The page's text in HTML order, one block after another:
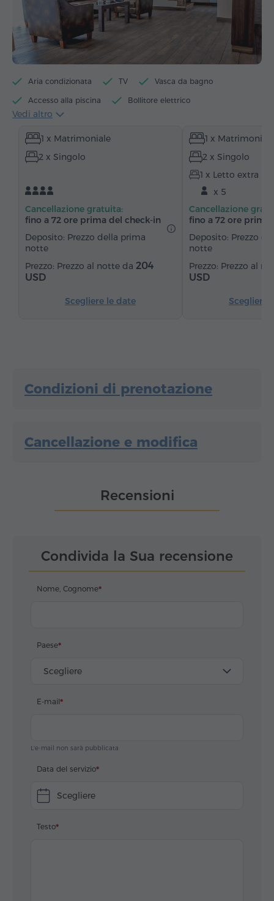
Aria condizionata TV Vasca da bagno
Accesso alla piscina Bollitore elettrico
Articoli da toeletta
Pantofole Asciugacapelli Scrivania
Zona salotto Tavolo da pranzo
Sedia
Telefono Pavimenti in parquet
Cucinino Frigorifero Acqua in bottiglia
Vedi altro
1 x Matrimoniale
2 x Singolo
Cancellazione gratuita:
fino a 72 ore prima del check‑in
Deposito: Prezzo della prima
notte
Prezzo al notte da 204
USD
Scegliere le date
1 x Matrimoniale
2 x Singolo
1 x Letto extra
x 5
Cancellazione
fino a 72 ore prima
Deposito: Prezzo
notte
Prezzo al
USD
Scegliere
Condizioni di prenotazione
Cancellazione e modifica
Recensioni
Condivida la Sua recensione
Nome, Cognome
Paese
Scegliere
E-mail
L'e-mail non sarà pubblicata
Data del servizio
Scegliere
Testo